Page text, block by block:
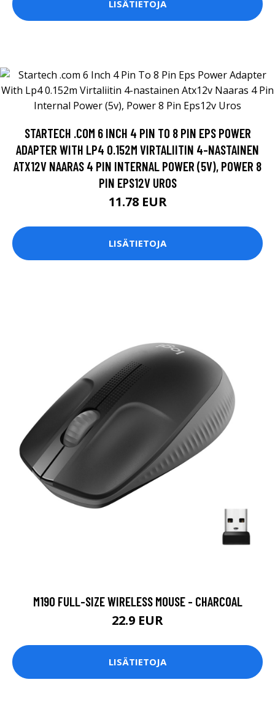
LISÄTIETOJA
STARTECH .COM 6 INCH 4 PIN TO 8 PIN EPS POWER
ADAPTER WITH LP4 0.152M VIRTALIITIN 4-NASTAINEN
ATX12V NAARAS 4 PIN INTERNAL POWER (5V), POWER 8
PIN EPS12V UROS
11.78 EUR
LISÄTIETOJA
M190 FULL-SIZE WIRELESS MOUSE - CHARCOAL
22.9 EUR
LISÄTIETOJA